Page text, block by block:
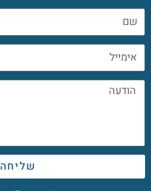
שליחה